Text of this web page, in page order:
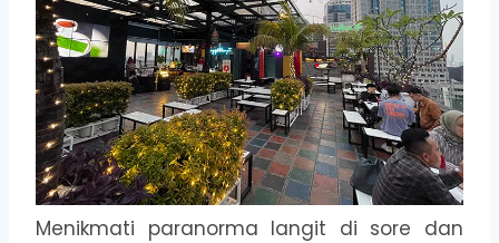
Menikmati paranorma langit di sore dan